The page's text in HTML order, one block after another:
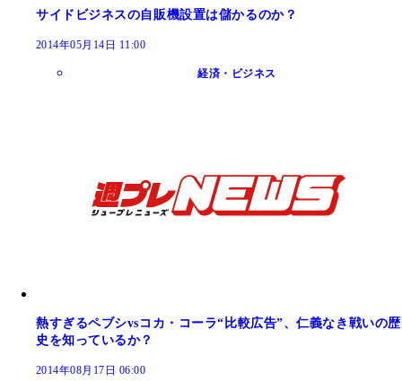
サイドビジネスの自販機設置は儲かるのか？
2014年05月14日 11:00
経済・ビジネス
熱すぎるペブシvsコカ・コーラ“比較広告”、仁義なき戦いの歴
史を知っているか？
2014年08月17日 06:00